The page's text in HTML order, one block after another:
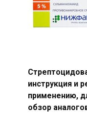
инструкция и
применению,
обзор